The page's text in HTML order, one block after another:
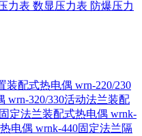
力表 数显压力表 防爆压力
装配式热电偶 wrn-220/230
wrn-320/330活动法兰装配
定法兰装配式热电偶 wrnk-
电偶 wrnk-440固定法兰隔